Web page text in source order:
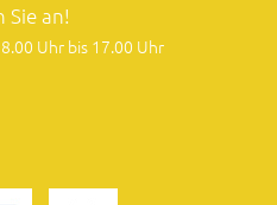
Sie an!
Uhr bis 17.00 Uhr